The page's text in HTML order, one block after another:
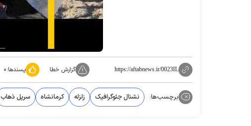
https://aftabnews.ir/0023IL گزارش خطا پسندها:۰
برچسب‌ها: نشنال جئوگرافیک زلزله کرمانشاه سرپل ذهاب